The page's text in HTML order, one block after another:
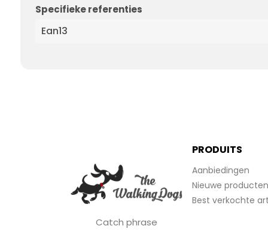
Specifieke referenties
Ean13
Catch phrase
PRODUITS
Aanbiedingen
Nieuwe producten
Best verkochte